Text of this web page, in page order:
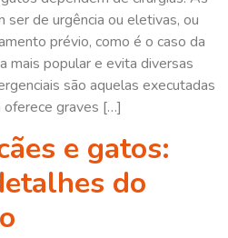
ser de urgência ou eletivas, ou
prévio, como é o caso da
mais popular e evita diversas
são aquelas executadas
oferece graves […]
e gatos:
do